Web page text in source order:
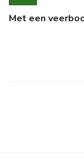
Met een